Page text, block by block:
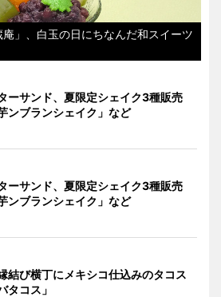
」、白玉の日にちなんだ和スイーツ
ーサンド、夏限定シェイク3種販売
ブランシェイク」など
ーサンド、夏限定シェイク3種販売
ブランシェイク」など
結び横丁にメキシコ仕込みのタコス
タコス」